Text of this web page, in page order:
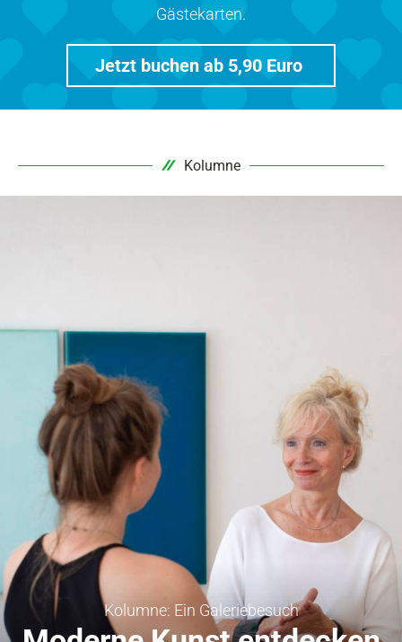
Gästekarten.
Jetzt buchen ab 5,90 Euro
Kolumne
Kolumne: Ein Galeriebesuch